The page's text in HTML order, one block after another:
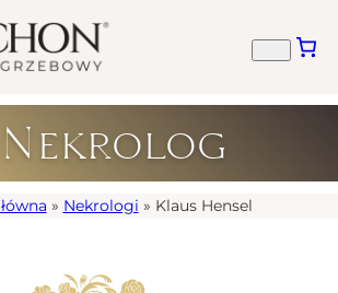
Nekrolog
» Nekrologi » Klaus Hensel